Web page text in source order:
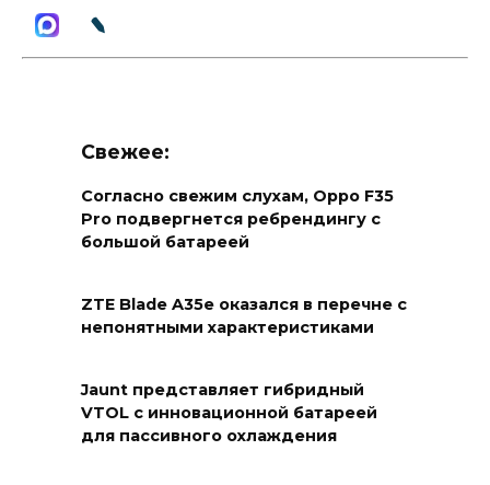
Свежее:
Согласно свежим слухам, Oppo F35
Pro подвергнется ребрендингу с
большой батареей
ZTE Blade A35e оказался в перечне с
непонятными характеристиками
Jaunt представляет гибридный
VTOL с инновационной батареей
для пассивного охлаждения